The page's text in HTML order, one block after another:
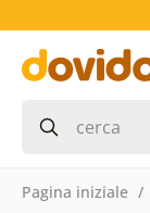
Pagina iniziale